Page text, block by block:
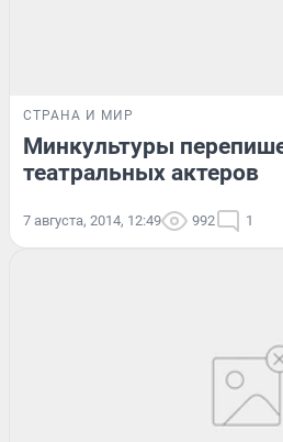
СТРАНА И МИР
Минкультуры
театральных актеров
7 августа, 2014, 12:49 992 1